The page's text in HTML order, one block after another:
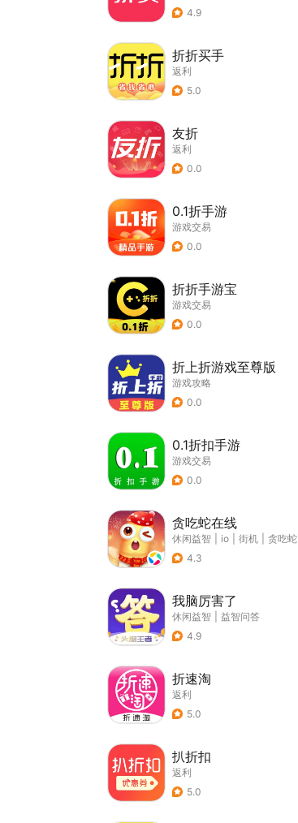
4.9
折折买手
返利
5.0
友折
返利
0.0
0.1折手游
游戏交易
0.0
折折手游宝
游戏交易
0.0
折上折游戏至尊版
游戏攻略
0.0
0.1折扣手游
游戏交易
0.0
贪吃蛇在线
休闲益智 io 街机
贪吃蛇
4.3
我脑厉害了
休闲益智
益智问答
4.9
折速淘
返利
5.0
扒折扣
返利
5.0